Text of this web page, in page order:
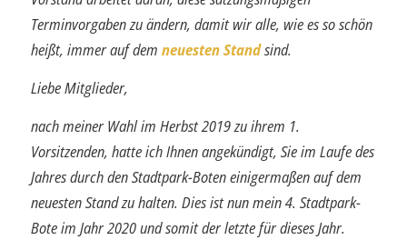
Terminvorgaben zu ändern, damit wir alle, wie es so schön
heißt, immer auf dem neuesten Standsind.
Liebe Mitglieder,
nach meiner Wahl im Herbst 2019 zu ihrem 1.
Vorsitzenden, hatte ich Ihnen angekündigt, Sie im Laufe des
Jahres durch den Stadtpark-Boten einigermaßen auf dem
neuesten Stand zu halten. Dies ist nun mein 4. Stadtpark-
Bote im Jahr 2020 und somit der letzte für dieses Jahr.